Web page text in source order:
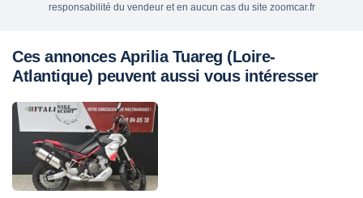
responsabilité du vendeur et en aucun cas du site zoomcar.fr
Ces annonces Aprilia Tuareg (Loire-
Atlantique) peuvent aussi vous intéresser